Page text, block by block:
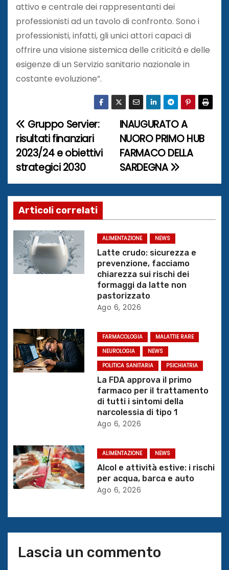
attivo e centrale dei rappresentanti dei
professionisti ad un tavolo di confronto. Sono i
professionisti, infatti, gli unici attori capaci di
offrire una visione sistemica delle criticità e delle
esigenze di un Servizio sanitario nazionale in
costante evoluzione”.
N
a
v
i
g
a
z
i
e
a
c
o
l
i
INAUGURATO A
NUORO PRIMO HUB
FARMACO DELLA
SARDEGNA
Gruppo Servier:
risultati finanziari
2023/24 e obiettivi
strategici 2030
Articoli correlati
ALIMENTAZIONE NEWS
Latte crudo: sicurezza e
prevenzione, facciamo
chiarezza sui rischi dei
formaggi da latte non
pastorizzato
Ago 6, 2026
FARMACOLOGIA
MALATTIE RARE
NEUROLOGIA
NEWS
POLITICA SANITARIA
PSICHIATRIA
La FDA approva il primo
farmaco per il trattamento
di tutti i sintomi della
narcolessia di tipo 1
Ago 6, 2026
ALIMENTAZIONE NEWS
Alcol e attività estive: i rischi
per acqua, barca e auto
Ago 6, 2026
Lascia un commento